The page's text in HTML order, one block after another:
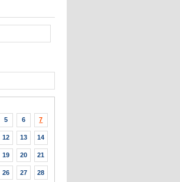
5 6 7
12 13 14
19 20 21
26 27 28